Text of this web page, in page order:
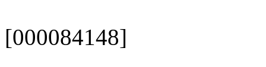
[000084148]